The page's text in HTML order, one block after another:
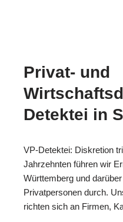
Privat- und
Detektei in
VP-Detektei: Diskretion
Jahrzehnten führen wir
Württemberg und
Privatpersonen durch.
richten sich an Firmen,